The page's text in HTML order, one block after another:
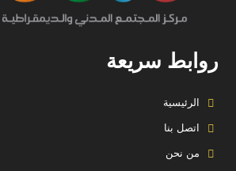
روابط سريعة
الرئيسية
اتصل بنا
من نحن